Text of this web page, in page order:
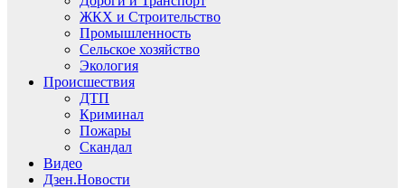
ЖКХ и Строительство
Промышленность
Сельское хозяйство
Экология
Происшествия
ДТП
Криминал
Пожары
Скандал
Видео
Дзен.Новости